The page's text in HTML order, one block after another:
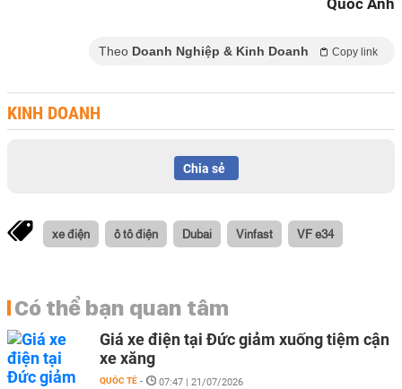
Quốc Anh
Theo Doanh Nghiệp & Kinh Doanh Copy link
KINH DOANH
Chia sẻ
xe điện ô tô điện Dubai Vinfast VF e34
Có thể bạn quan tâm
Giá xe điện tại Đức giảm xuống tiệm cận
xe xăng
QUỐC TẾ - 07:47 | 21/07/2026